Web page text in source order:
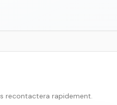
recontactera rapidement.